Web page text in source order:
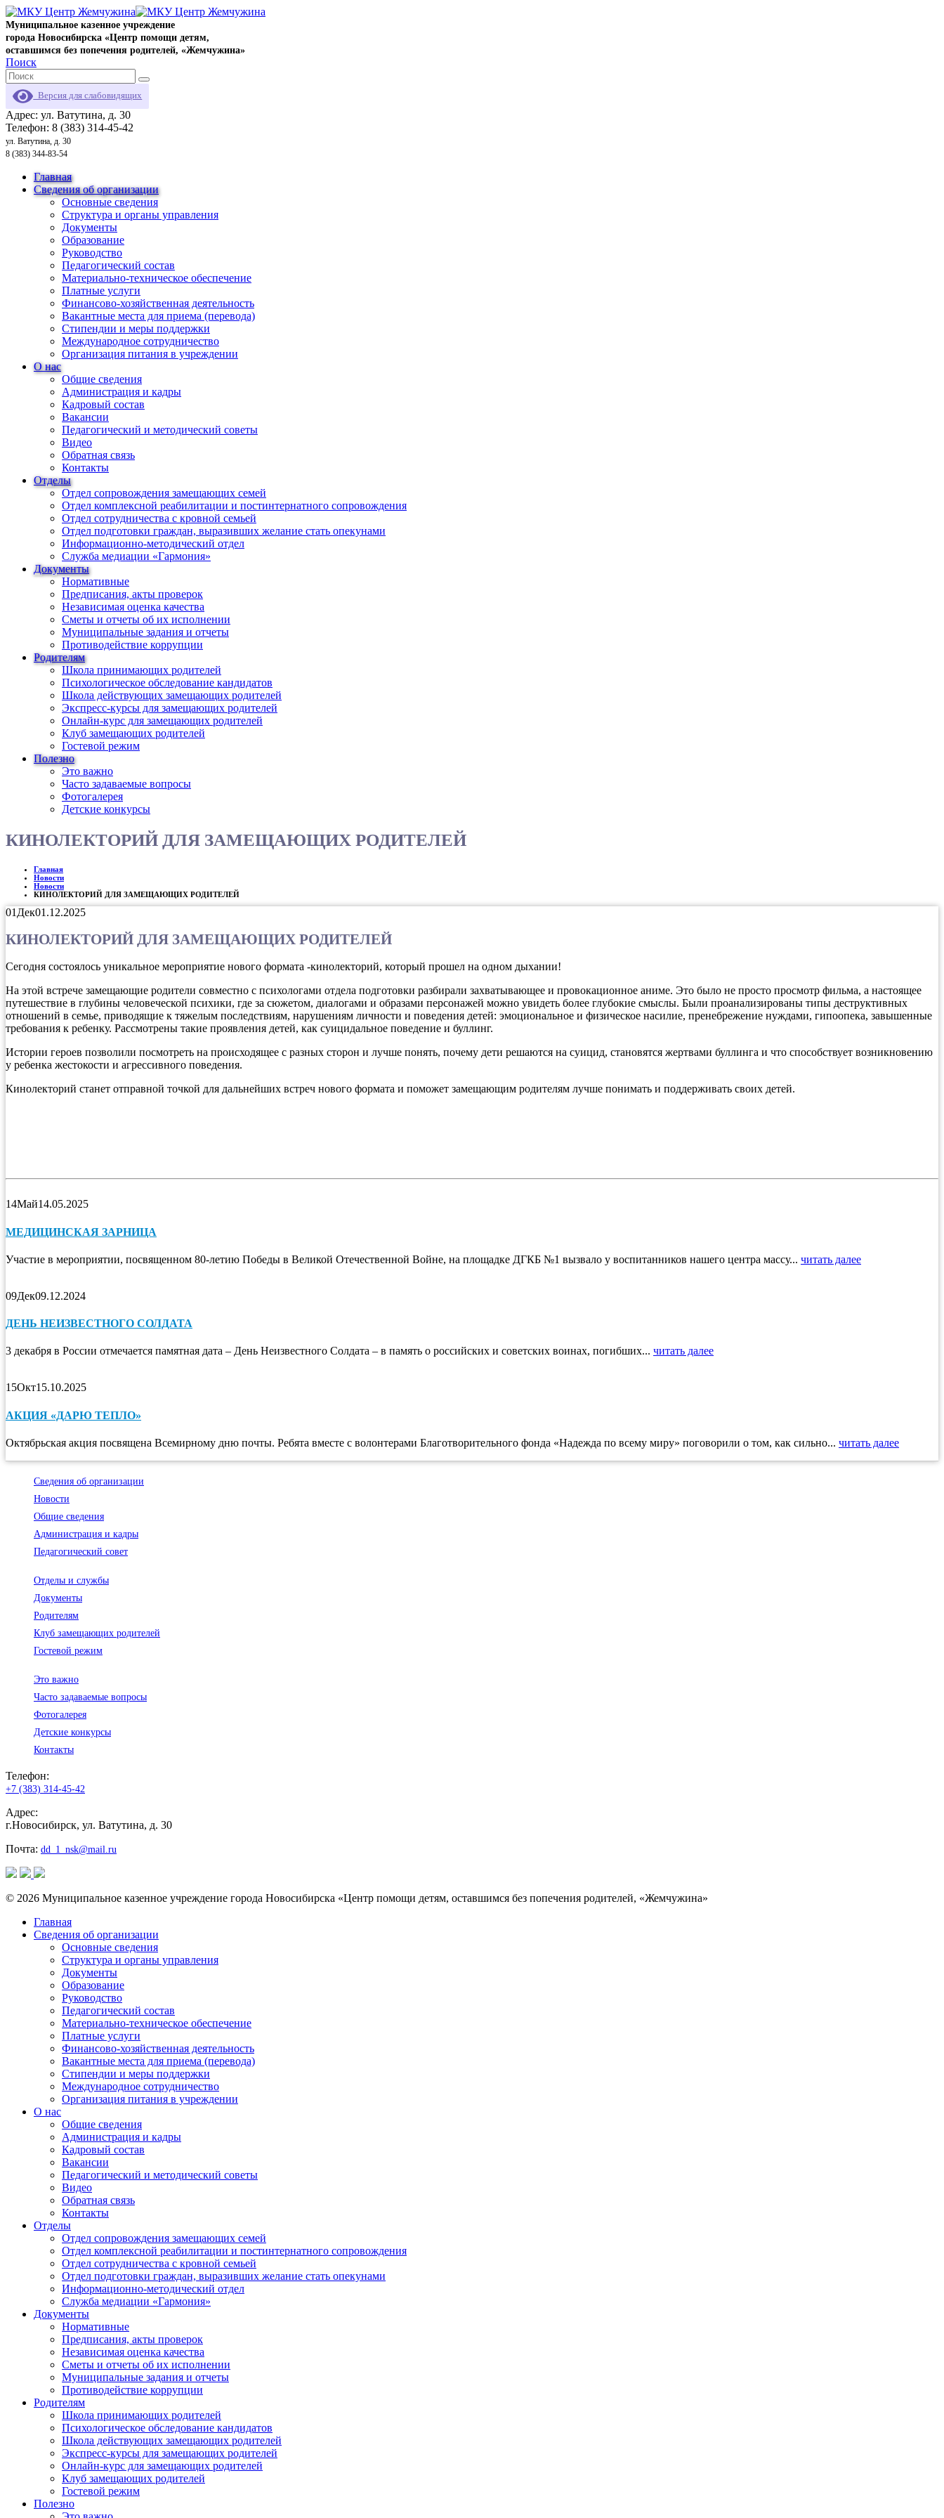
Муниципальное казенное учреждение
города Новосибирска «Центр помощи детям,
оставшимся без попечения родителей, «Жемчужина»
Поиск
Версия для слабовидящих
Адрес: ул. Ватутина, д. 30
Телефон: 8 (383) 314-45-42
ул. Ватутина, д. 30
8 (383) 344-83-54
Главная
Сведения об организации
Основные сведения
Структура и органы управления
Документы
Образование
Руководство
Педагогический состав
Материально-техническое обеспечение
Платные услуги
Финансово-хозяйственная деятельность
Вакантные места для приема (перевода)
Стипендии и меры поддержки
Международное сотрудничество
Организация питания в учреждении
О нас
Общие сведения
Администрация и кадры
Кадровый состав
Вакансии
Педагогический и методический советы
Видео
Обратная связь
Контакты
Отделы
Отдел сопровождения замещающих семей
Отдел комплексной реабилитации и постинтернатного сопровождения
Отдел сотрудничества с кровной семьей
Отдел подготовки граждан, выразивших желание стать опекунами
Информационно-методический отдел
Служба медиации «Гармония»
Документы
Нормативные
Предписания, акты проверок
Независимая оценка качества
Сметы и отчеты об их исполнении
Муниципальные задания и отчеты
Противодействие коррупции
Родителям
Школа принимающих родителей
Психологическое обследование кандидатов
Школа действующих замещающих родителей
Экспресс-курсы для замещающих родителей
Онлайн-курс для замещающих родителей
Клуб замещающих родителей
Гостевой режим
Полезно
Это важно
Часто задаваемые вопросы
Фотогалерея
Детские конкурсы
КИНОЛЕКТОРИЙ ДЛЯ ЗАМЕЩАЮЩИХ РОДИТЕЛЕЙ
Главная
Новости
Новости
КИНОЛЕКТОРИЙ ДЛЯ ЗАМЕЩАЮЩИХ РОДИТЕЛЕЙ
01 Дек01.12.2025
КИНОЛЕКТОРИЙ ДЛЯ ЗАМЕЩАЮЩИХ РОДИТЕЛЕЙ
Сегодня состоялось уникальное мероприятие нового формата -кинолекторий, который прошел на одном дыхании!
На этой встрече замещающие родители совместно с психологами отдела подготовки разбирали захватывающее и провокационное аниме. Это было не просто просмотр фильма, а настоящее
путешествие в глубины человеческой психики, где за сюжетом, диалогами и образами персонажей можно увидеть более глубокие смыслы. Были проанализированы типы деструктивных
отношений в семье, приводящие к тяжелым последствиям, нарушениям личности и поведения детей: эмоциональное и физическое насилие, пренебрежение нуждами, гипоопека, завышенные
требования к ребенку. Рассмотрены такие проявления детей, как суицидальное поведение и буллинг.
Истории героев позволили посмотреть на происходящее с разных сторон и лучше понять, почему дети решаются на суицид, становятся жертвами буллинга и что способствует возникновению
у ребенка жестокости и агрессивного поведения.
Кинолекторий станет отправной точкой для дальнейших встреч нового формата и поможет замещающим родителям лучше понимать и поддерживать своих детей.
14Май14.05.2025
МЕДИЦИНСКАЯ ЗАРНИЦА
Участие в мероприятии, посвященном 80-летию Победы в Великой Отечественной Войне, на площадке ДГКБ №1 вызвало у воспитанников нашего центра массу... читать далее
09Дек09.12.2024
ДЕНЬ НЕИЗВЕСТНОГО СОЛДАТА
3 декабря в России отмечается памятная дата – День Неизвестного Солдата – в память о российских и советских воинах, погибших... читать далее
15Окт15.10.2025
АКЦИЯ «ДАРЮ ТЕПЛО»
Октябрьская акция посвящена Всемирному дню почты. Ребята вместе с волонтерами Благотворительного фонда «Надежда по всему миру» поговорили о том, как сильно... читать далее
Сведения об организации
Новости
Общие сведения
Администрация и кадры
Педагогический совет
Отделы и службы
Документы
Родителям
Клуб замещающих родителей
Гостевой режим
Это важно
Часто задаваемые вопросы
Фотогалерея
Детские конкурсы
Контакты
Телефон:
+7 (383) 314-45-42
Адрес:
г.Новосибирск, ул. Ватутина, д. 30
Почта: dd_1_nsk@mail.ru
© 2026 Муниципальное казенное учреждение города Новосибирска «Центр помощи детям, оставшимся без попечения родителей, «Жемчужина»
Главная
Сведения об организации
Основные сведения
Структура и органы управления
Документы
Образование
Руководство
Педагогический состав
Материально-техническое обеспечение
Платные услуги
Финансово-хозяйственная деятельность
Вакантные места для приема (перевода)
Стипендии и меры поддержки
Международное сотрудничество
Организация питания в учреждении
О нас
Общие сведения
Администрация и кадры
Кадровый состав
Вакансии
Педагогический и методический советы
Видео
Обратная связь
Контакты
Отделы
Отдел сопровождения замещающих семей
Отдел комплексной реабилитации и постинтернатного сопровождения
Отдел сотрудничества с кровной семьей
Отдел подготовки граждан, выразивших желание стать опекунами
Информационно-методический отдел
Служба медиации «Гармония»
Документы
Нормативные
Предписания, акты проверок
Независимая оценка качества
Сметы и отчеты об их исполнении
Муниципальные задания и отчеты
Противодействие коррупции
Родителям
Школа принимающих родителей
Психологическое обследование кандидатов
Школа действующих замещающих родителей
Экспресс-курсы для замещающих родителей
Онлайн-курс для замещающих родителей
Клуб замещающих родителей
Гостевой режим
Полезно